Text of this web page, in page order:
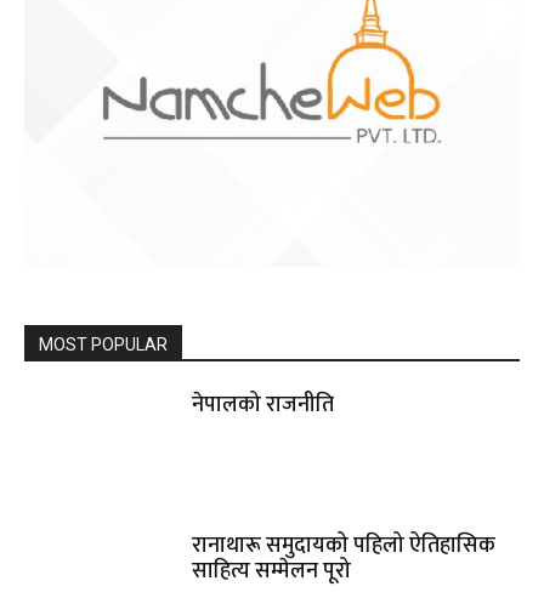
MOST POPULAR
नेपालको राजनीति
रानाथारू समुदायको पहिलो ऐतिहासिक
साहित्य सम्मेलन पूरो